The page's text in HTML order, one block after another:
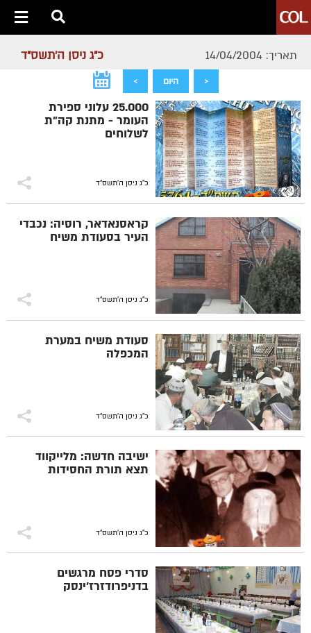
תאריך: 14/04/2004 כ"ג ניסן ה׳תשס״ד
< היום >
25.000 עלוני ספירת
העומר - מתנת קה"ת
לשלוחים
כ"ג ניסן ה׳תשס״ד
קראסנאדאר, רוסיה: נכבדי
העיר בסעודת משיח
כ"ג ניסן ה׳תשס״ד
סעודת משיח במערת
המכפלה
כ"ג ניסן ה׳תשס״ד
ישיבה חדשה: מלייקווד
תצא תורת החסידות
כ"ג ניסן ה׳תשס״ד
סדרי פסח מרגשים
בדניפרודזרז'ינסק